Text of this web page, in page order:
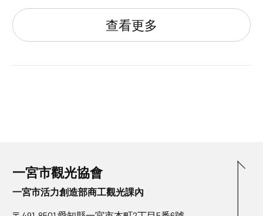
查看更多
一宮市觀光協會
一宮市活力創造部商工觀光課內